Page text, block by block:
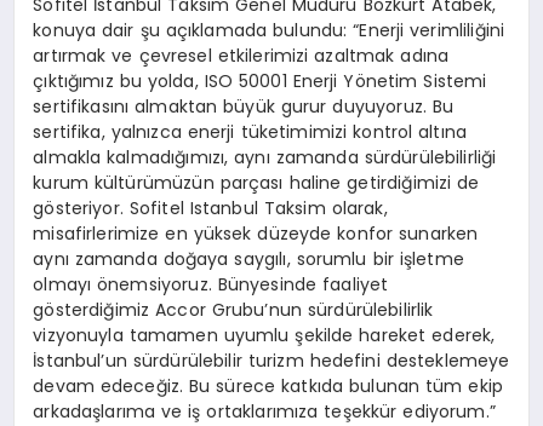
Sofitel İstanbul Taksim Genel Müdürü Bozkurt Atabek,
konuya dair şu açıklamada bulundu: “Enerji verimliliğini
artırmak ve çevresel etkilerimizi azaltmak adına
çıktığımız bu yolda, ISO 50001 Enerji Yönetim Sistemi
sertifikasını almaktan büyük gurur duyuyoruz. Bu
sertifika, yalnızca enerji tüketimimizi kontrol altına
almakla kalmadığımızı, aynı zamanda sürdürülebilirliği
kurum kültürümüzün parçası haline getirdiğimizi de
gösteriyor. Sofitel Istanbul Taksim olarak,
misafirlerimize en yüksek düzeyde konfor sunarken
aynı zamanda doğaya saygılı, sorumlu bir işletme
olmayı önemsiyoruz. Bünyesinde faaliyet
gösterdiğimiz Accor Grubu’nun sürdürülebilirlik
vizyonuyla tamamen uyumlu şekilde hareket ederek,
İstanbul’un sürdürülebilir turizm hedefini desteklemeye
devam edeceğiz. Bu sürece katkıda bulunan tüm ekip
arkadaşlarıma ve iş ortaklarımıza teşekkür ediyorum.”